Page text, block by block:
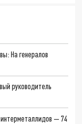
На генералов
руководитель
— 74